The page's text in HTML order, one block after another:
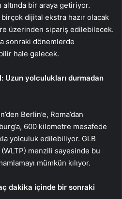
altında bir araya getiriyor.
dijital ekstra hazır olacak
üzerinden sipariş edilebilecek.
sonraki dönemlerde
hale gelecek.
Uzun yolculukları durmadan
Berlin’e, Roma’dan
600 kilometre mesafede
yolculuk edilebiliyor. GLB
menzili sayesinde bu
mümkün kılıyor.
dakika içinde bir sonraki